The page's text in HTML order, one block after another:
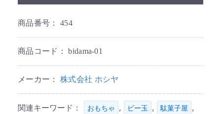
商品番号： 454
商品コード：bidama-01
メーカー： 株式会社 ホシヤ
関連キーワード： おもちゃ , ビー玉 , 駄菓子屋 ,